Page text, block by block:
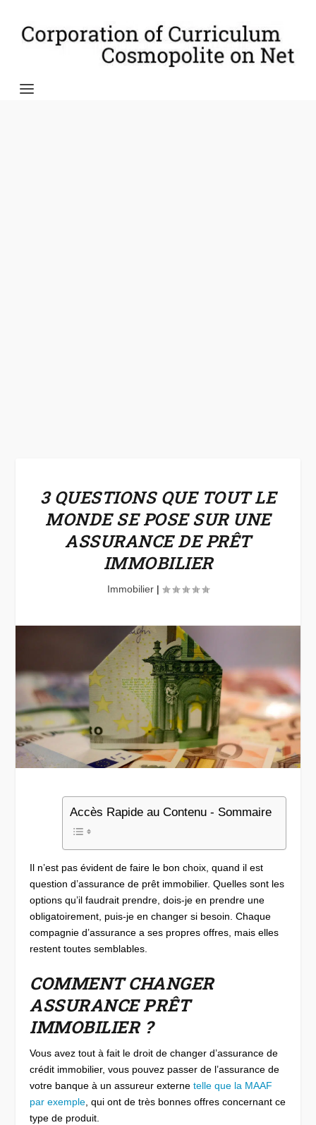
3 QUESTIONS QUE TOUT LE
MONDE SE POSE SUR UNE
ASSURANCE DE PRÊT
IMMOBILIER
Immobilier |
Accès Rapide au Contenu - Sommaire
Il n’est pas évident de faire le bon choix, quand il est
question d’assurance de prêt immobilier. Quelles sont les
options qu’il faudrait prendre, dois-je en prendre une
obligatoirement, puis-je en changer si besoin. Chaque
compagnie d’assurance a ses propres offres, mais elles
restent toutes semblables.
COMMENT CHANGER
ASSURANCE PRÊT
IMMOBILIER ?
Vous avez tout à fait le droit de changer d’assurance de
crédit immobilier, vous pouvez passer de l’assurance de
votre banque à un assureur externetelle que la MAAF
par exemple , qui ont de très bonnes offres concernant ce
type de produit.